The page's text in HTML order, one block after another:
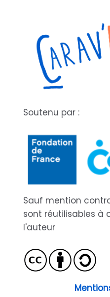
Soutenu par :
Sauf mention
sont réutilisables à
l'auteur